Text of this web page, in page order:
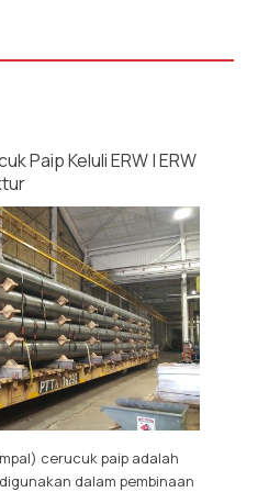
Paip Keluli ERW | ERW
cerucuk paip adalah
dalam pembinaan